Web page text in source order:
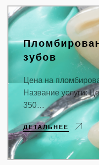
зубов
Цена на
Название услуги:
350…
ДЕТАЛЬНЕЕ